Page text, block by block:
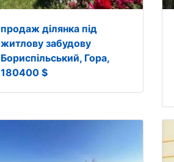
продаж ділянка під
житлову забудову
Бориспільський, Гора,
180400 $